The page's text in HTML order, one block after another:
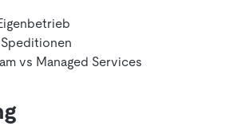
vs Managed Services